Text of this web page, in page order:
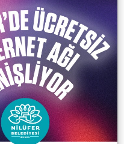
Gülgeç Tütüncü
Kros ve
özendirmek için
Mehmet Aydıngör,
Ayrıca +40 ve +50
yapıldı.
kupa ve hediyeleri
Erdem ve yarışma
Tüm sporcu ve